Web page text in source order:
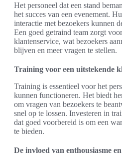
Het personeel dat een stand
het succes van een evenement.
interactie met bezoekers kunnen
Een goed getraind team zorgt
klantenservice, wat bezoekers
blijven en meer vragen te stellen.
Training voor een uitstekende
Training is essentieel voor het
kunnen functioneren. Het biedt
om vragen van bezoekers te
snel op te lossen. Investeren in
dat goed voorbereid is om een
te bieden.
De invloed van enthousiasme